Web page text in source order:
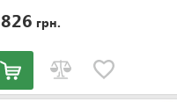
826 грн.